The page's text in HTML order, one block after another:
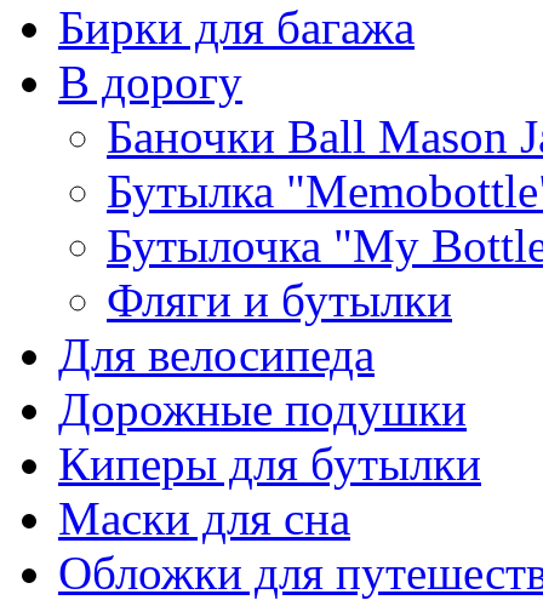
Бирки для багажа
В дорогу
Баночки Ball Mason
Бутылка
Бутылочка "My
Фляги и бутылки
Для велосипеда
Дорожные подушки
Киперы для бутылки
Маски для сна
Обложки для